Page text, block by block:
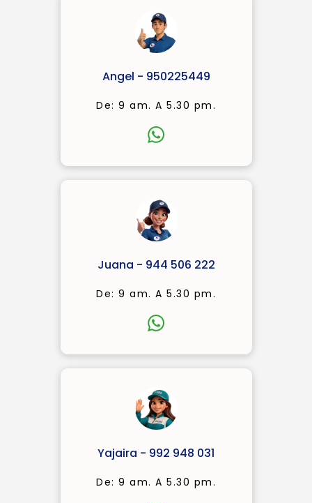
Angel - 950225449
De: 9 am. A 5.30 pm.
Juana - 944 506 222
De: 9 am. A 5.30 pm.
Yajaira - 992 948 031
De: 9 am. A 5.30 pm.